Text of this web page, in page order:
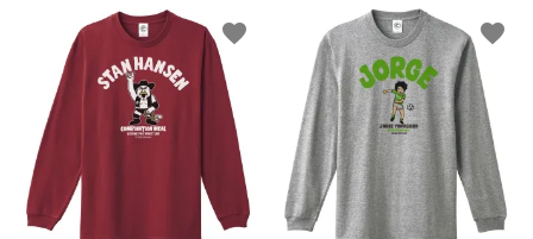
favorite favorite